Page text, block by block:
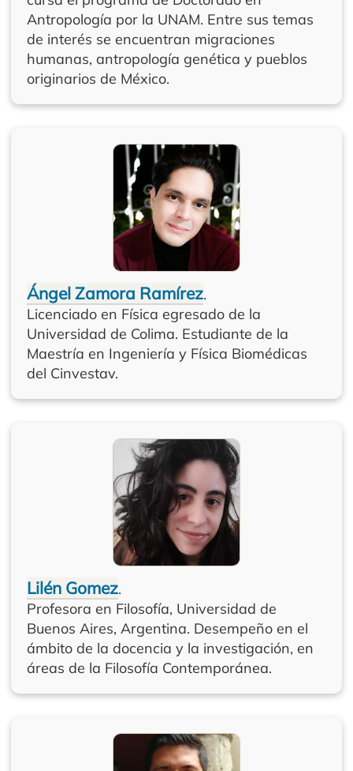
Antropología por la UNAM. Entre sus temas
de interés se encuentran migraciones
humanas, antropología genética y pueblos
originarios de México.
Ángel Zamora Ramírez.
Licenciado en Física egresado de la
Universidad de Colima. Estudiante de la
Maestría en Ingeniería y Física Biomédicas
del Cinvestav.
Lilén Gomez.
Profesora en Filosofía, Universidad de
Buenos Aires, Argentina. Desempeño en el
ámbito de la docencia y la investigación, en
áreas de la Filosofía Contemporánea.